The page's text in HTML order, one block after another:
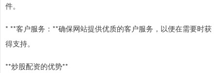
件。
* **客户服务：**确保网站提供优质的客户服务，以便在需要时获
得支持。
**炒股配资的优势**